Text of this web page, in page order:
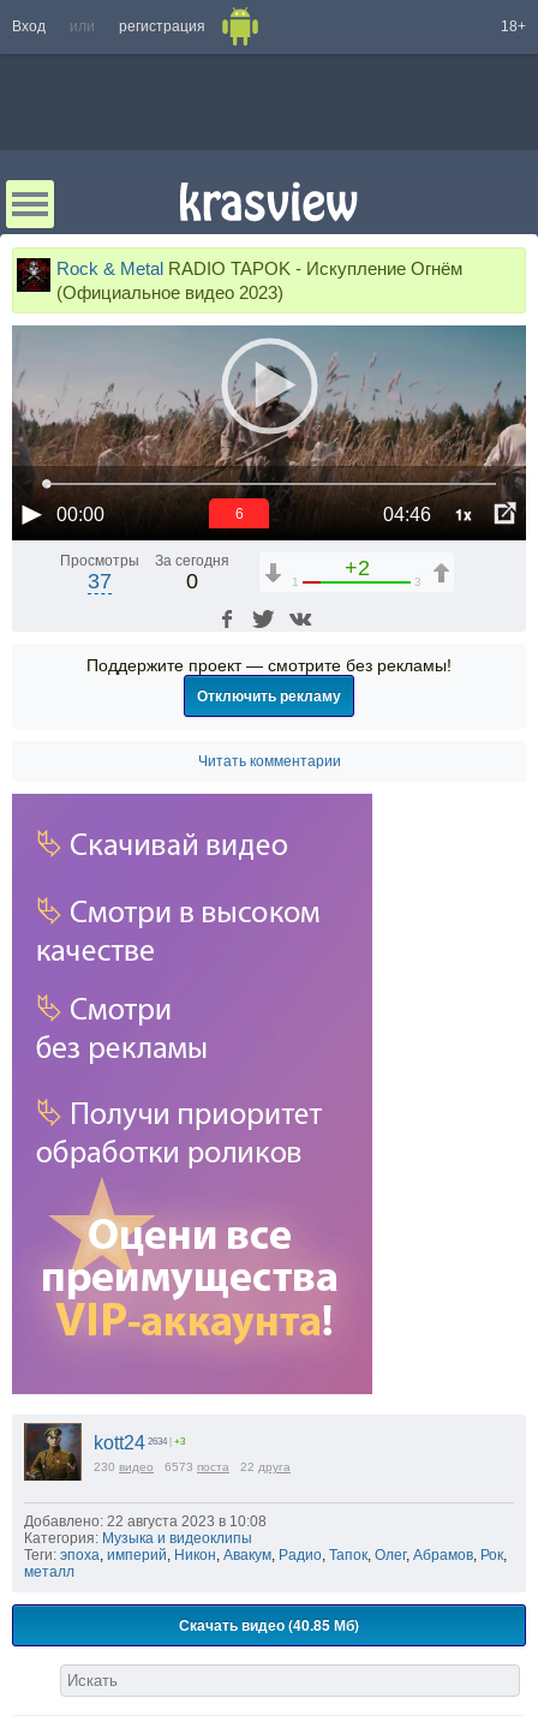
Вход или регистрация 18+
Rock & Metal RADIO TAPOK - Искупление Огнём
(Официальное видео 2023)
00:00 04:46 1x
6
Просмотры
37
За сегодня
0
+2
1 3
Поддержите проект — смотрите без рекламы!
Отключить рекламу
Читать комментарии
kott24 2634 +3
230 видео 6573 поста 22 друга
Добавлено: 22 августа 2023 в 10:08
Категория: Музыка и видеоклипы
Теги: эпоха, империй, Никон, Авакум, Радио, Тапок, Олег, Абрамов, Рок,
металл
Скачать видео (40.85 Мб)